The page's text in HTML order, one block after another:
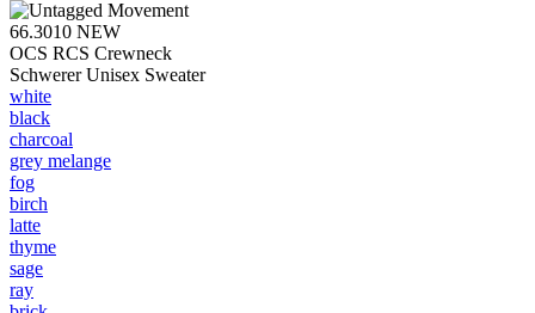
66.3010 NEW
OCS RCS Crewneck
Schwerer Unisex Sweater
white
black
charcoal
grey melange
fog
birch
latte
thyme
sage
ray